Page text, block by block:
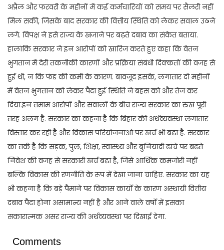
अप्रैल और फरवरी के महीनों में कई कर्मचारियों को समय पर सैलरी नहीं
मिल सकी, जिसके बाद सरकार की वित्तीय स्थिति को लेकर सवाल उठने
लगे. विपक्ष ने इसे राज्य के खजाने पर बढ़ते दबाव का संकेत बताया.
हालांकि सरकार ने इन आरोपों को खारिज करते हुए कहा कि वेतन
भुगतान में देरी तकनीकी कारणों और प्रक्रिया संबंधी दिक्कतों की वजह से
हुई थी, न कि फंड की कमी के कारण. बावजूद इसके, लगातार दो महीनों
में वेतन भुगतान को लेकर पैदा हुई स्थिति ने बहस को और तेज कर
दिया.इन तमाम आरोपों और सवालों के बीच राज्य सरकार का रुख पूरी
तरह अलग है. सरकार का कहना है कि बिहार की अर्थव्यवस्था लगातार
विस्तार कर रही है और विकास परियोजनाओं पर खर्च भी बढ़ा है. सरकार
का तर्क है कि सड़क, पुल, शिक्षा, स्वास्थ्य और बुनियादी ढांचे पर बढ़ते
निवेश की वजह से सरकारी खर्च बढ़ा है, जिसे आर्थिक कमजोरी नहीं
बल्कि विकास की रणनीति के रूप में देखा जाना चाहिए. सरकार का यह
भी कहना है कि बड़े पैमाने पर विकास कार्यों के कारण अस्थायी वित्तीय
दबाव पैदा होना असामान्य नहीं है और आने वाले वर्षों में इसका
सकारात्मक असर राज्य की अर्थव्यवस्था पर दिखाई देगा.
Comments